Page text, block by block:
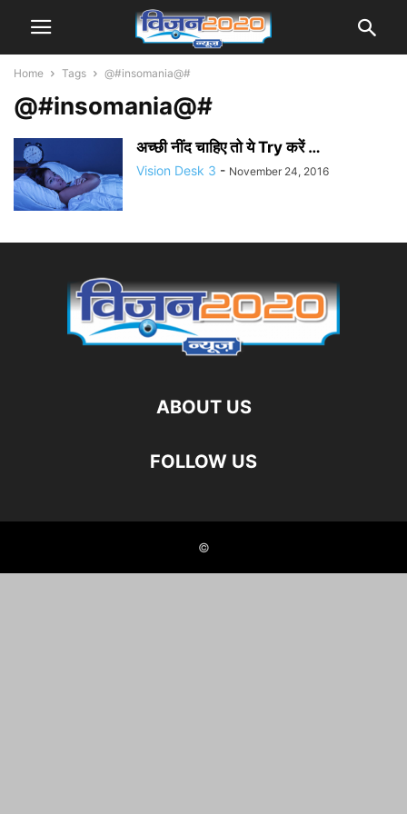
Home Tags @#insomania@#
@#insomania@#
अच्छी नींद चाहिए तो ये Try करें …
Vision Desk 3 - November 24, 2016
ABOUT US
FOLLOW US
©